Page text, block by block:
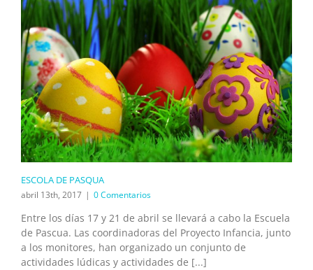
ESCOLA DE PASQUA
abril 13th, 2017 | 0 Comentarios
Entre los días 17 y 21 de abril se llevará a cabo la Escuela
de Pascua. Las coordinadoras del Proyecto Infancia, junto
a los monitores, han organizado un conjunto de
actividades lúdicas y actividades de [...]